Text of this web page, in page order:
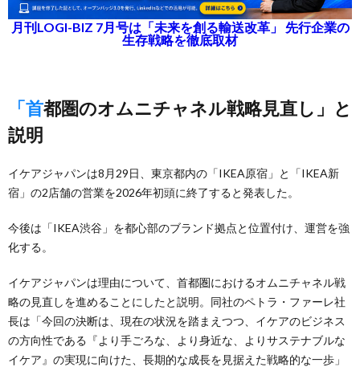
月刊LOGI-BIZ 7月号は「未来を創る輸送改革」 先行企業の
生存戦略を徹底取材
「首都圏のオムニチャネル戦略見直し」と
説明
イケアジャパンは8月29日、東京都内の「IKEA原宿」と「IKEA新
宿」の2店舗の営業を2026年初頭に終了すると発表した。
今後は「IKEA渋谷」を都心部のブランド拠点と位置付け、運営を強
化する。
イケアジャパンは理由について、首都圏におけるオムニチャネル戦
略の見直しを進めることにしたと説明。同社のペトラ・ファーレ社
長は「今回の決断は、現在の状況を踏まえつつ、イケアのビジネス
の方向性である『より手ごろな、より身近な、よりサステナブルな
イケア』の実現に向けた、長期的な成長を見据えた戦略的な一歩」